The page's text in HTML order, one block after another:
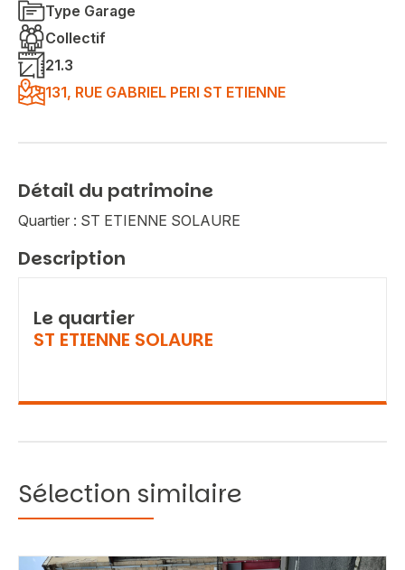
Type Garage
Collectif
21.3
131, RUE GABRIEL PERI ST ETIENNE
Détail du patrimoine
Quartier : ST ETIENNE SOLAURE
Description
Le quartier
ST ETIENNE SOLAURE
Sélection similaire